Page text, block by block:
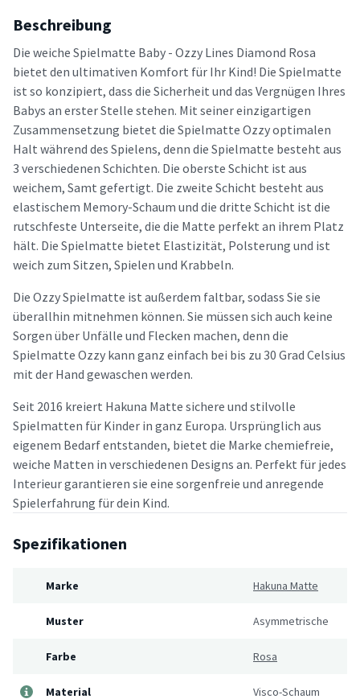
Beschreibung
Die weiche Spielmatte Baby - Ozzy Lines Diamond Rosa
bietet den ultimativen Komfort für Ihr Kind! Die Spielmatte
ist so konzipiert, dass die Sicherheit und das Vergnügen Ihres
Babys an erster Stelle stehen. Mit seiner einzigartigen
Zusammensetzung bietet die Spielmatte Ozzy optimalen
Halt während des Spielens, denn die Spielmatte besteht aus
3 verschiedenen Schichten. Die oberste Schicht ist aus
weichem, Samt gefertigt. Die zweite Schicht besteht aus
elastischem Memory-Schaum und die dritte Schicht ist die
rutschfeste Unterseite, die die Matte perfekt an ihrem Platz
hält. Die Spielmatte bietet Elastizität, Polsterung und ist
weich zum Sitzen, Spielen und Krabbeln.
Die Ozzy Spielmatte ist außerdem faltbar, sodass Sie sie
überallhin mitnehmen können. Sie müssen sich auch keine
Sorgen über Unfälle und Flecken machen, denn die
Spielmatte Ozzy kann ganz einfach bei bis zu 30 Grad Celsius
mit der Hand gewaschen werden.
Seit 2016 kreiert Hakuna Matte sichere und stilvolle
Spielmatten für Kinder in ganz Europa. Ursprünglich aus
eigenem Bedarf entstanden, bietet die Marke chemiefreie,
weiche Matten in verschiedenen Designs an. Perfekt für jedes
Interieur garantieren sie eine sorgenfreie und anregende
Spielerfahrung für dein Kind.
Spezifikationen
Marke Hakuna Matte
Muster Asymmetrische
Farbe Rosa
Material Visco-Schaum